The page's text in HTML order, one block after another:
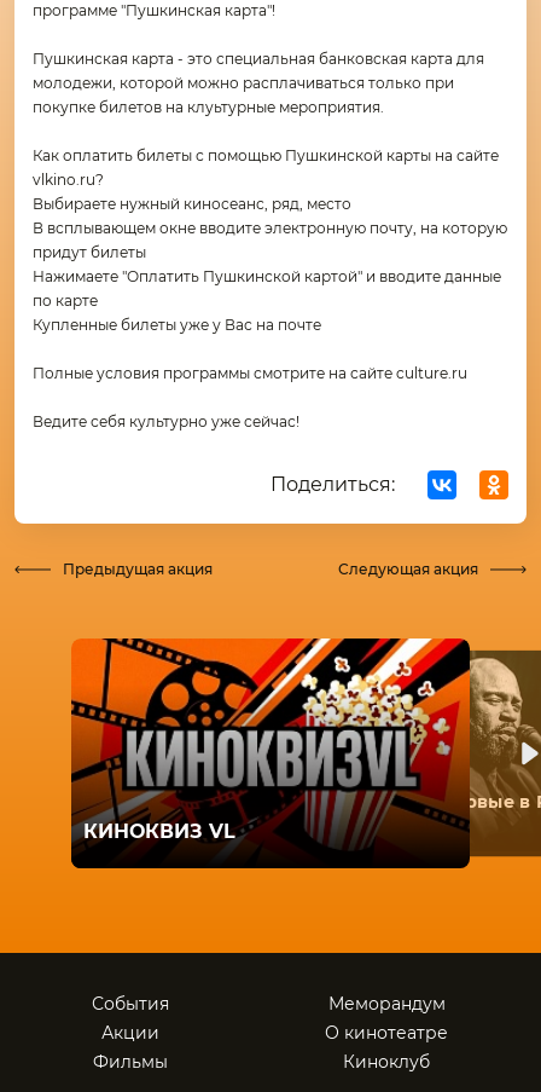
программе "Пушкинская карта"!
Пушкинская карта - это специальная банковская карта для
молодежи, которой можно расплачиваться только при
покупке билетов на клуьтурные мероприятия.
Как оплатить билеты с помощью Пушкинской карты на сайте
vlkino.ru?
Выбираете нужный киносеанс, ряд, место
В всплывающем окне вводите электронную почту, на которую
придут билеты
Нажимаете "Оплатить Пушкинской картой" и вводите данные
по карте
Купленные билеты уже у Вас на почте
Полные условия программы смотрите на сайте culture.ru
Ведите себя культурно уже сейчас!
Поделиться:
Предыдущая акция Следующая акция
КИНОКВИЗ VL
Первые в
События
Акции
Фильмы
Меморандум
О кинотеатре
Киноклуб